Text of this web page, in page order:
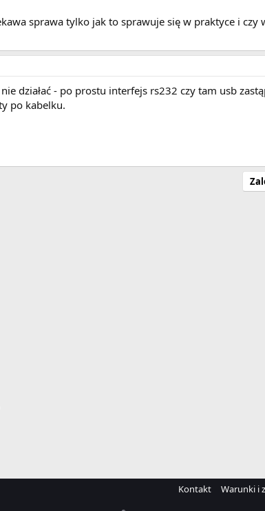
sprawa tylko jak to sprawuje się w praktyce i czy
działać - po prostu interfejs rs232 czy tam usb
po kabelku.
Kontakt Warunki i